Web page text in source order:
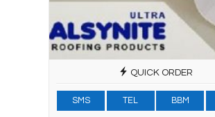
QUICK ORDER
SMS TEL BBM